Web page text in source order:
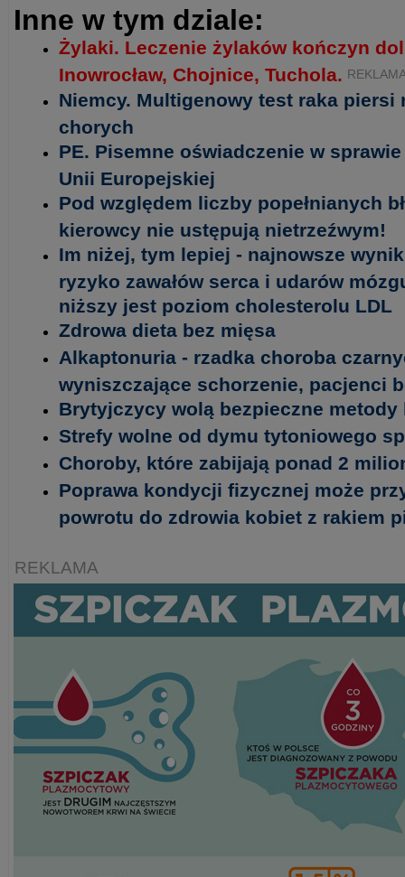
Inne w tym dziale:
Żylaki. Leczenie żylaków kończyn
Inowrocław, Chojnice, Tuchola.
Niemcy. Multigenowy test raka piersi
chorych
PE. Pisemne oświadczenie w
Unii Europejskiej
Pod względem liczby popełnianych
kierowcy nie ustępują nietrzeźwym!
Im niżej, tym lepiej - najnowsze
ryzyko zawałów serca i udarów
niższy jest poziom cholesterolu LDL
Zdrowa dieta bez mięsa
Alkaptonuria - rzadka choroba
wyniszczające schorzenie, pacjenci
Brytyjczycy wolą bezpieczne metody
Strefy wolne od dymu tytoniowego
Choroby, które zabijają ponad 2
Poprawa kondycji fizycznej może
powrotu do zdrowia kobiet z rakiem
REKLAMA